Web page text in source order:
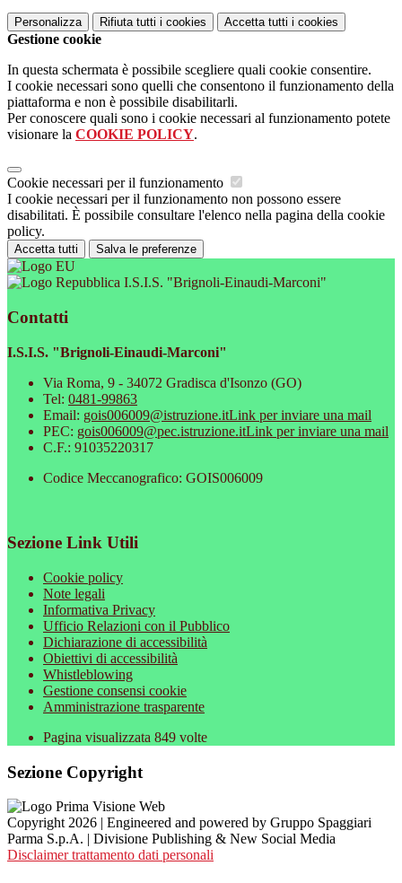
Personalizza Rifiuta tutti i cookies Accetta tutti i cookies
Gestione cookie
In questa schermata è possibile scegliere quali cookie consentire.
I cookie necessari sono quelli che consentono il funzionamento della
piattaforma e non è possibile disabilitarli.
Per conoscere quali sono i cookie necessari al funzionamento potete
visionare la COOKIE POLICY.
Cookie necessari per il funzionamento
I cookie necessari per il funzionamento non possono essere
disabilitati. È possibile consultare l'elenco nella pagina della cookie
policy.
Accetta tutti Salva le preferenze
I.S.I.S. "Brignoli-Einaudi-Marconi"
Contatti
I.S.I.S. "Brignoli-Einaudi-Marconi"
Via Roma, 9 - 34072 Gradisca d'Isonzo (GO)
Tel: 0481-99863
Email: gois006009@istruzione.itLink per inviare una mail
PEC: gois006009@pec.istruzione.itLink per inviare una mail
C.F.: 91035220317
Codice Meccanografico: GOIS006009
Sezione Link Utili
Cookie policy
Note legali
Informativa Privacy
Ufficio Relazioni con il Pubblico
Dichiarazione di accessibilità
Obiettivi di accessibilità
Whistleblowing
Gestione consensi cookie
Amministrazione trasparente
Pagina visualizzata 849 volte
Sezione Copyright
Copyright 2026 | Engineered and powered by Gruppo Spaggiari
Parma S.p.A. | Divisione Publishing & New Social Media
Disclaimer trattamento dati personali